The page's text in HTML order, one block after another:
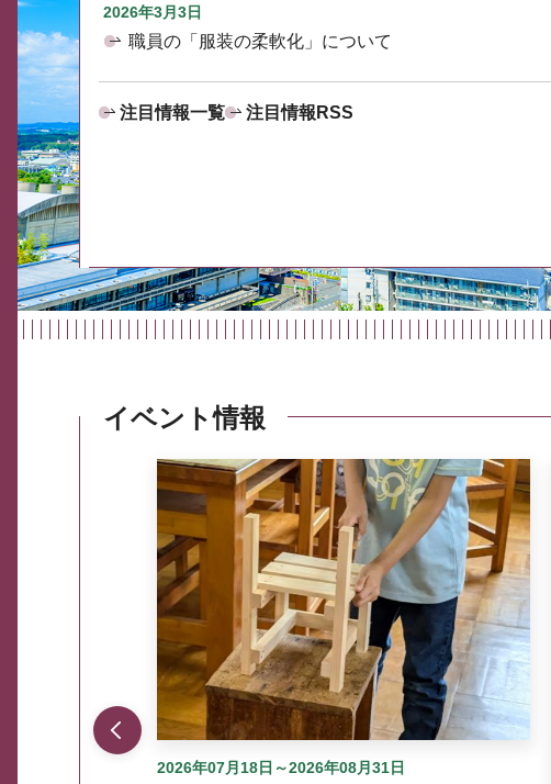
2026年3月3日
職員の「服装の柔軟化」について
注目情報一覧 注目情報RSS
イベント情報
2026年07月18日～2026年08月31日